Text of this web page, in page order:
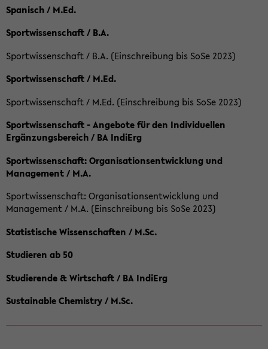
Spanisch / M.Ed.
Sportwissenschaft / B.A.
Sportwissenschaft / B.A. (Einschreibung bis SoSe 2023)
Sportwissenschaft / M.Ed.
Sportwissenschaft / M.Ed. (Einschreibung bis SoSe 2023)
Sportwissenschaft - Angebote für den Individuellen
Ergänzungsbereich / BA IndiErg
Sportwissenschaft: Organisationsentwicklung und
Management / M.A.
Sportwissenschaft: Organisationsentwicklung und
Management / M.A. (Einschreibung bis SoSe 2023)
Statistische Wissenschaften / M.Sc.
Studieren ab 50
Studierende & Wirtschaft / BA IndiErg
Sustainable Chemistry / M.Sc.